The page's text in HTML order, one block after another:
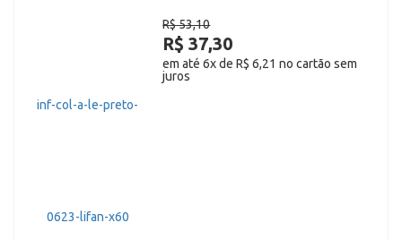
R$ 53,10
R$ 37,30
em até 6x de R$ 6,21 no cartão sem
juros